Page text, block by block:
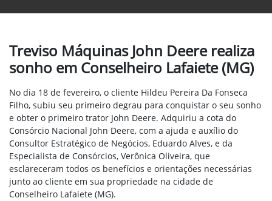
Treviso Máquinas John Deere realiza
sonho em Conselheiro Lafaiete (MG)
No dia 18 de fevereiro, o cliente Hildeu Pereira Da Fonseca
Filho, subiu seu primeiro degrau para conquistar o seu sonho
e obter o primeiro trator John Deere. Adquiriu a cota do
Consórcio Nacional John Deere, com a ajuda e auxílio do
Consultor Estratégico de Negócios, Eduardo Alves, e da
Especialista de Consórcios, Verônica Oliveira, que
esclareceram todos os benefícios e orientações necessárias
junto ao cliente em sua propriedade na cidade de
Conselheiro Lafaiete (MG).